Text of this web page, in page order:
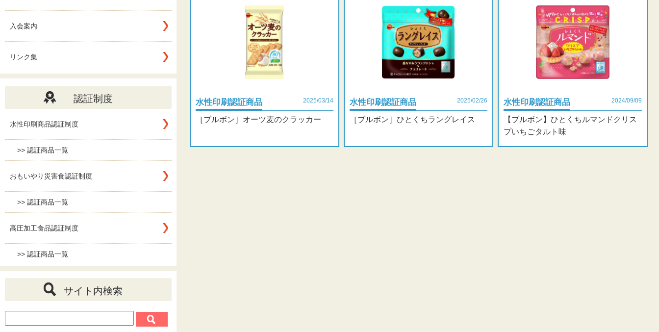
水性印刷認証商品 2025/03/14
［ブルボン］オーツ麦のクラッカー
水性印刷認証商品 2025/02/26
［ブルボン］ひとくちラングレイス
水性印刷認証商品 2024/09/09
【ブルボン】ひとくちルマンドクリス
プいちごタルト味
入会案内
リンク集
認証制度
水性印刷商品認証制度
>> 認証商品一覧
おもいやり災害食認証制度
>> 認証商品一覧
高圧加工食品認証制度
>> 認証商品一覧
サイト内検索